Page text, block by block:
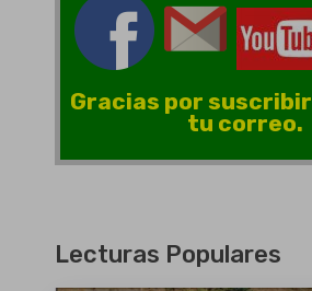
Gracias por
tu correo.
Lecturas Populares